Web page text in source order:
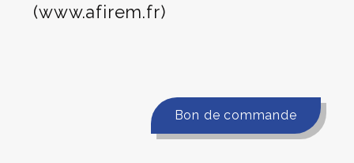
(www.afirem.fr)
Bon de commande